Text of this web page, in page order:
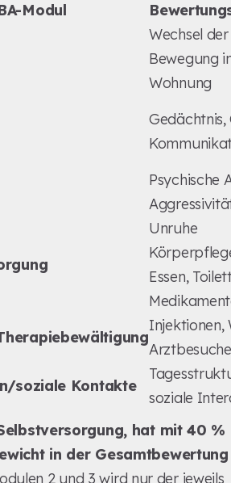
Modul
Wechsel
Bewegung
Wohnung
Psychische
Unruhe
Essen,
Injektionen,
Arztbesuche
soziale Kontakte
soziale
hat mit 40 %
in der Gesamtbewertung
2 und 3 wird nur der jeweils